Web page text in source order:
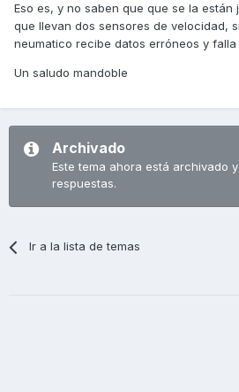
Eso es, y no saben que que se la están
que llevan dos sensores de velocidad,
neumatico recibe datos erróneos y falla
Un saludo mandoble
Archivado
Este tema ahora está archivado
respuestas.
Ir a la lista de temas